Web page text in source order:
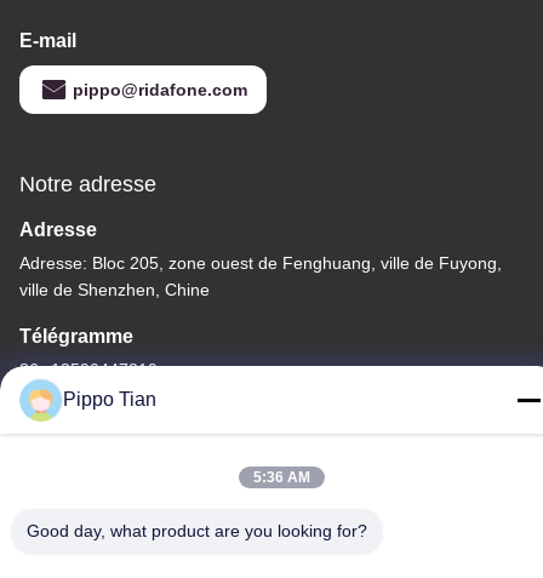
E-mail
pippo@ridafone.com
Notre adresse
Adresse
Adresse: Bloc 205, zone ouest de Fenghuang, ville de Fuyong,
ville de Shenzhen, Chine
Télégramme
86--13590447319
Pippo Tian
5:36 AM
Good day, what product are you looking for?